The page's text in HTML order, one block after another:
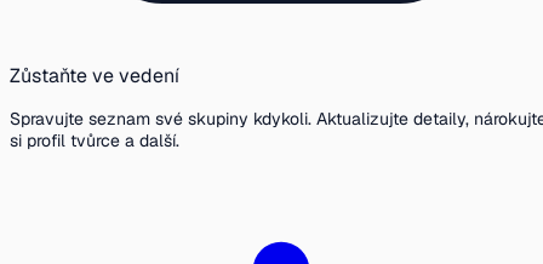
Zůstaňte ve vedení
Spravujte seznam své skupiny kdykoli. Aktualizujte detaily,
si profil tvůrce a další.